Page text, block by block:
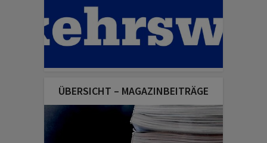
ÜBERSICHT – MAGAZINBEITRÄGE